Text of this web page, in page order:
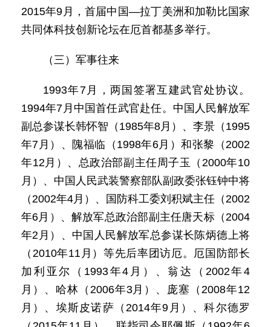
2015年9月，首届中国—拉丁美洲和加勒比国家
共同体科技创新论坛在厄首都基多举行。
（三）军事往来
1993年7月，两国签署互建武官处协议。
1994年7月中国首任武官赴任。中国人民解放军
副总参谋长韩怀智（1985年8月）、李景（1995
年7月）、隗福临（1998年6月）和张黎（2002
年12月）、总政治部副主任周子玉（2000年10
月）、中国人民武装警察部队副政委张钰钟中将
（2002年4月）、国防科工委刘积斌主任（2002
年6月）、解放军总政治部副主任唐天标（2004
年2月）、中国人民解放军总参谋长陈炳德上将
（2010年11月）等先后率团访厄。厄国防部长
加利亚尔（1993年4月）、翁达（2002年4
月）、哈林（2006年3月）、庞塞（2008年12
月）、埃斯皮诺萨（2014年9月）、科尔德罗